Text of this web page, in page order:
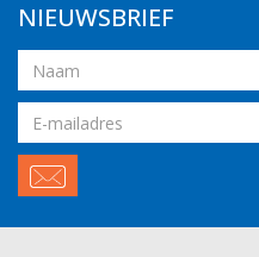
NIEUWSBRIEF
Naam
Email
adres